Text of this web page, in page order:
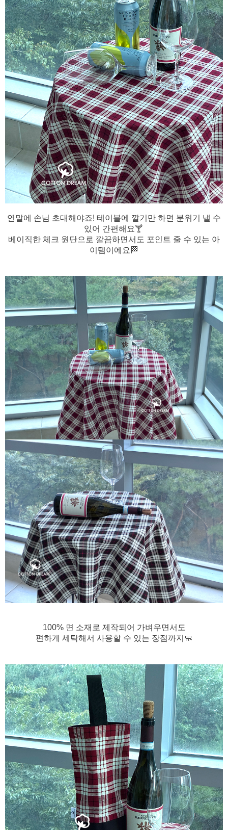
연말에 손님 초대해야죠! 테이블에 깔기만 하면 분위기 낼 수
있어 간편해요🍸
베이직한 체크 원단으로 깔끔하면서도 포인트 줄 수 있는 아
이템이에요 🏁
100% 면 소재로 제작되어 가벼우면서도
편하게 세탁해서 사용할 수 있는 장점까지🧼